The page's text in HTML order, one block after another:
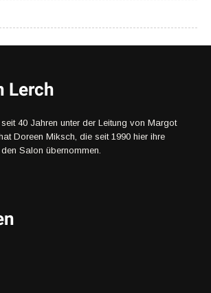
Lerch
40 Jahren unter der Leitung von Margot
Doreen Miksch, die seit 1990 hier ihre
Salon übernommen.